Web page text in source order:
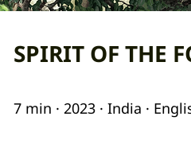
SPIRIT OF THE
7 min · 2023 · India ·